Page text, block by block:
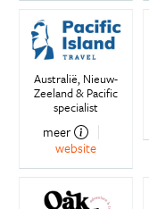
Australië, Nieuw-
Zeeland & Pacific
specialist
meer
website